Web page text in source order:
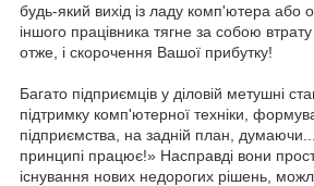
будь-який вихід із ладу комп'ютера або
іншого працівника тягне за собою втрату
отже, і скорочення Вашої прибутку!
Багато підприємців у діловій метушні
підтримку комп'ютерної техніки,
підприємства, на задній план,
принципі працює!» Насправді вони
існування нових недорогих рішень,